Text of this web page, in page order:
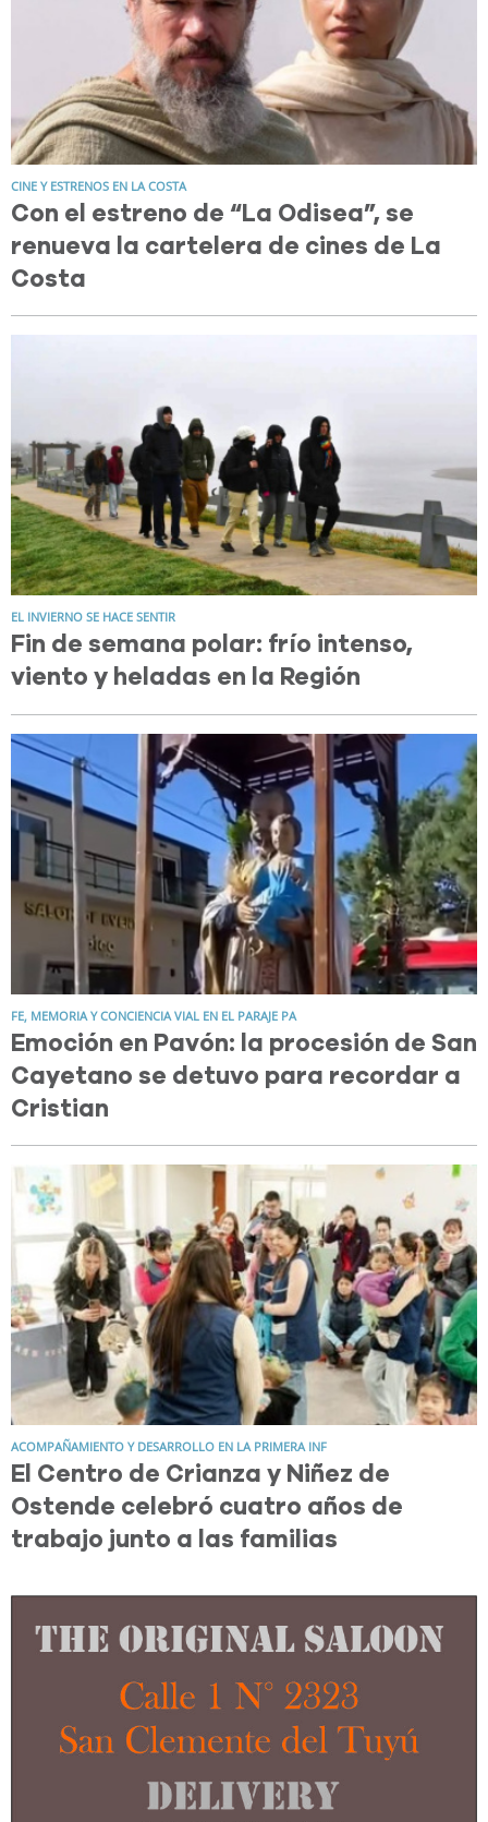
CINE Y ESTRENOS EN LA COSTA
Con el estreno de “La Odisea”, se
renueva la cartelera de cines de La
Costa
EL INVIERNO SE HACE SENTIR
Fin de semana polar: frío intenso,
viento y heladas en la Región
FE, MEMORIA Y CONCIENCIA VIAL EN EL PARAJE PA
Emoción en Pavón: la procesión de San
Cayetano se detuvo para recordar a
Cristian
ACOMPAÑAMIENTO Y DESARROLLO EN LA PRIMERA INF
El Centro de Crianza y Niñez de
Ostende celebró cuatro años de
trabajo junto a las familias